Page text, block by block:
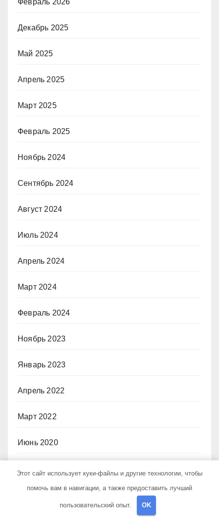
Февраль 2026
Декабрь 2025
Май 2025
Апрель 2025
Март 2025
Февраль 2025
Ноябрь 2024
Сентябрь 2024
Август 2024
Июль 2024
Апрель 2024
Март 2024
Февраль 2024
Ноябрь 2023
Январь 2023
Апрель 2022
Март 2022
Июнь 2020
Май 2020
Этот сайт использует куки-файлы и другие технологии, чтобы
помочь вам в навигации, а также предоставить лучший
пользовательский опыт. OK